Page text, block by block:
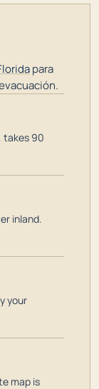
para
takes 90
inland.
your
map is